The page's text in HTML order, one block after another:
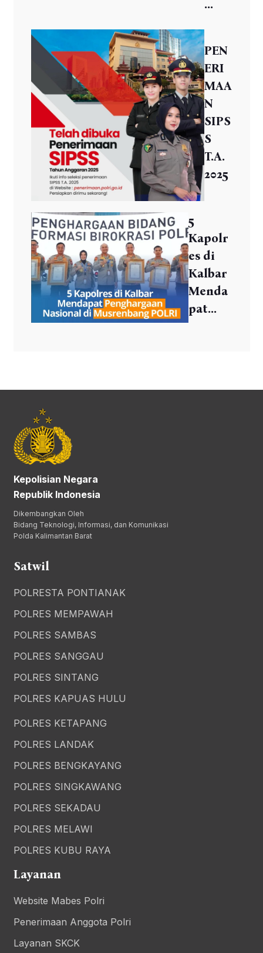
...
PEN
ERI
MAA
N
SIPS
S
T.A.
2025
5
Kapolr
es di
Kalbar
Menda
pat...
Kepolisian Negara
Republik Indonesia
Dikembangkan Oleh
Bidang Teknologi, Informasi, dan Komunikasi
Polda Kalimantan Barat
Satwil
POLRESTA PONTIANAK
POLRES MEMPAWAH
POLRES SAMBAS
POLRES SANGGAU
POLRES SINTANG
POLRES KAPUAS HULU
POLRES KETAPANG
POLRES LANDAK
POLRES BENGKAYANG
POLRES SINGKAWANG
POLRES SEKADAU
POLRES MELAWI
POLRES KUBU RAYA
Layanan
Website Mabes Polri
Penerimaan Anggota Polri
Layanan SKCK